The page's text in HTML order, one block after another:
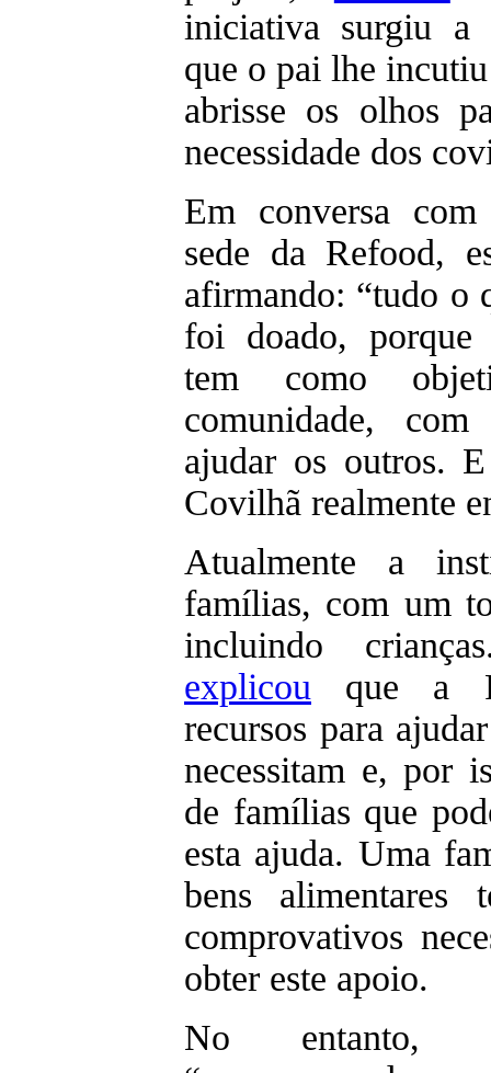
iniciativa surgiu a
que o pai lhe
abrisse os olhos
necessidade dos
Em conversa
sede da Refood,
afirmando: “tudo o
foi doado,
tem como
comunidade,
ajudar os outros.
Covilhã realmente
Atualmente a
famílias, com um
incluindo
explicou que a
recursos para
necessitam e, por
de famílias que
esta ajuda. Uma
bens
comprovativos
obter este apoio.
No